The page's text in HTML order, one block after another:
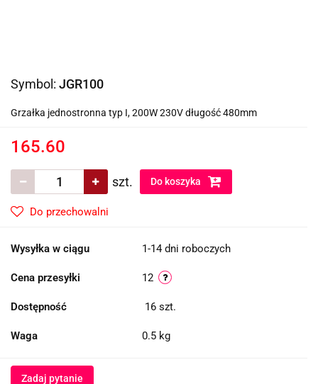
Symbol: JGR100
Grzałka jednostronna typ I, 200W 230V długość 480mm
165.60
szt. Do koszyka
Do przechowalni
Wysyłka w ciągu 1-14 dni roboczych
Cena przesyłki 12
Dostępność 16 szt.
Waga 0.5 kg
Zadaj pytanie